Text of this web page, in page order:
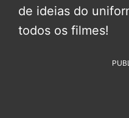
de ideias do
todos os filmes!